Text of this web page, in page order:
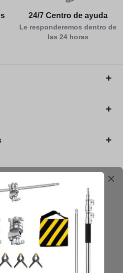
24/7 Centro de ayuda
Le responderemos dentro de
las 24 horas
actualizaciones y más.